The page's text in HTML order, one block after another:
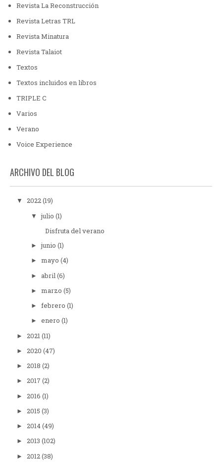
Revista La Reconstrucción
Revista Letras TRL
Revista Minatura
Revista Talaiot
Textos
Textos incluidos en libros
TRIPLE C
Varios
Verano
Voice Experience
ARCHIVO DEL BLOG
▼ 2022(19)
▼julio (1)
Disfruta del verano
►junio (1)
► mayo (4)
► abril (6)
► marzo (5)
► febrero (1)
► enero (1)
► 2021 (11)
► 2020 (47)
► 2018 (2)
► 2017 (2)
► 2016 (1)
► 2015 (3)
► 2014(49)
► 2013 (102)
► 2012(38)